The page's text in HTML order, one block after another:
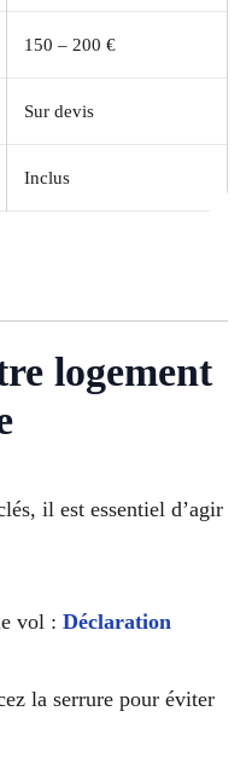
150 – 200 €
Sur devis
Inclus
logement
il est essentiel d’agir
vol : Déclaration
la serrure pour éviter